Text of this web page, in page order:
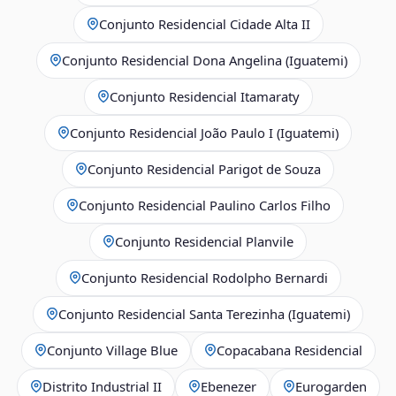
Conjunto Residencial Cidade Alta II
Conjunto Residencial Dona Angelina (Iguatemi)
Conjunto Residencial Itamaraty
Conjunto Residencial João Paulo I (Iguatemi)
Conjunto Residencial Parigot de Souza
Conjunto Residencial Paulino Carlos Filho
Conjunto Residencial Planvile
Conjunto Residencial Rodolpho Bernardi
Conjunto Residencial Santa Terezinha (Iguatemi)
Conjunto Village Blue Copacabana Residencial
Distrito Industrial II Ebenezer Eurogarden